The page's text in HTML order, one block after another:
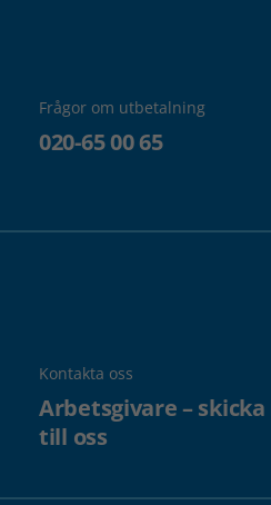
Frågor om utbetalning
020-65 00 65
Kontakta oss
Arbetsgivare –
till oss